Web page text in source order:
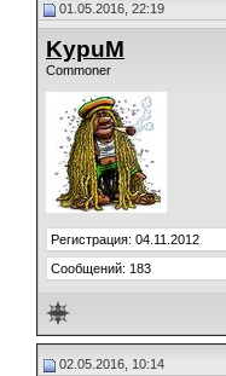
01.05.2016, 22:19
KypuM
Commoner
Регистрация: 04.11.2012
Сообщений: 183
02.05.2016, 10:14